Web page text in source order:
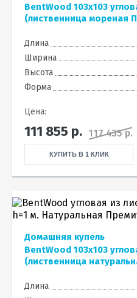
BentWood 103х103
(лиственница мореная
Длина
Ширина
Высота
Форма
Цена:
111 855 р. 117 435 р.
КУПИТЬ В 1 КЛИК
Домашняя купель
BentWood 103х103
(лиственница
Длина